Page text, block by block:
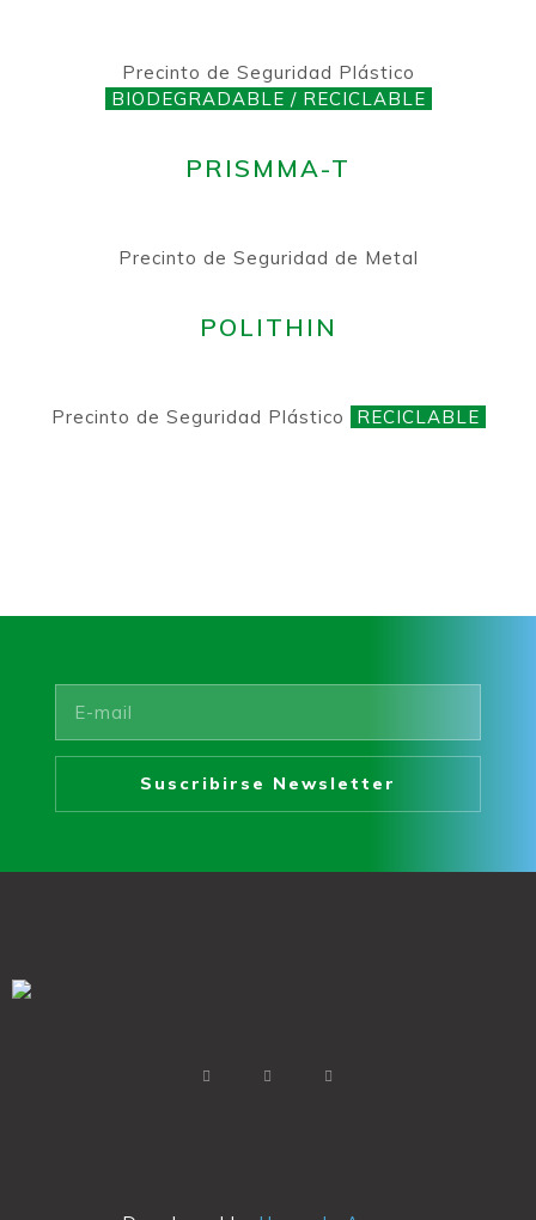
Precinto de Seguridad Plástico
BIODEGRADABLE / RECICLABLE
PRISMMA-T
Precinto de Seguridad de Metal
POLITHIN
Precinto de Seguridad Plástico RECICLABLE